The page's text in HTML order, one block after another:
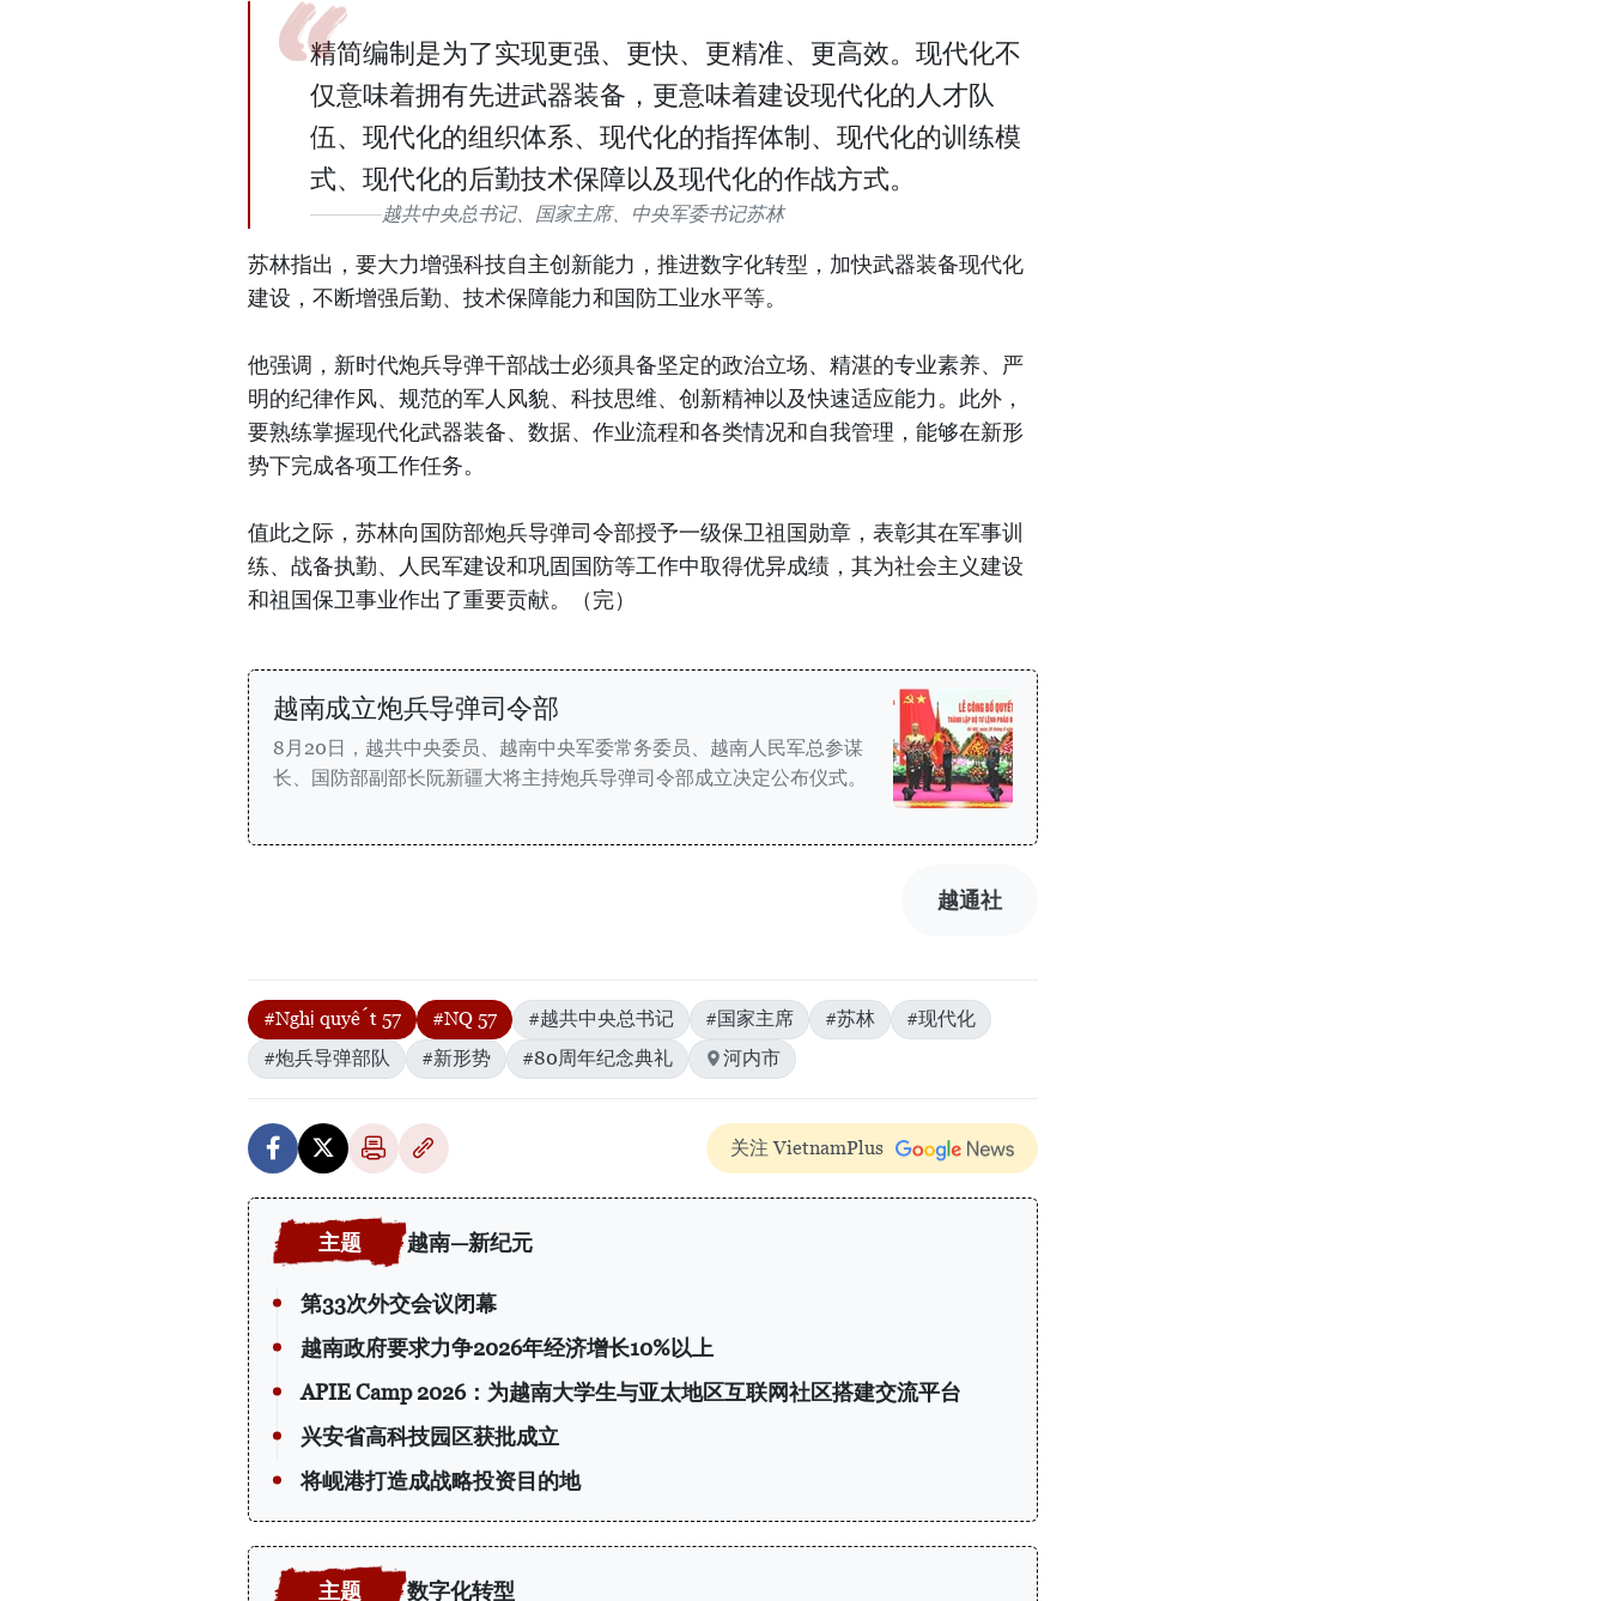
精简编制是为了实现更强、更快、更精准、更高效。现代化不
仅意味着拥有先进武器装备，更意味着建设现代化的人才队
伍、现代化的组织体系、现代化的指挥体制、现代化的训练模
式、现代化的后勤技术保障以及现代化的作战方式。
越共中央总书记、国家主席、中央军委书记苏林
苏林指出，要大力增强科技自主创新能力，推进数字化转型，加快武器装备现代化
建设，不断增强后勤、技术保障能力和国防工业水平等。
他强调，新时代炮兵导弹干部战士必须具备坚定的政治立场、精湛的专业素养、严
明的纪律作风、规范的军人风貌、科技思维、创新精神以及快速适应能力。此外，
要熟练掌握现代化武器装备、数据、作业流程和各类情况和自我管理，能够在新形
势下完成各项工作任务。
值此之际，苏林向国防部炮兵导弹司令部授予一级保卫祖国勋章，表彰其在军事训
练、战备执勤、人民军建设和巩固国防等工作中取得优异成绩，其为社会主义建设
和祖国保卫事业作出了重要贡献。（完）
越南成立炮兵导弹司令部
8月20日，越共中央委员、越南中央军委常务委员、越南人民军总参谋
长、国防部副部长阮新疆大将主持炮兵导弹司令部成立决定公布仪式。
越通社
#Nghị quyết 57 #NQ 57 #越共中央总书记 #国家主席 #苏林
#现代化
#炮兵导弹部队
#新形势 #80周年纪念典礼 河内市
关注 VietnamPlus
越南—新纪元
第33次外交会议闭幕
越南政府要求力争2026年经济增长10%以上
APIE Camp 2026：为越南大学生与亚太地区互联网社区搭建交流平台
兴安省高科技园区获批成立
将岘港打造成战略投资目的地
数字化转型